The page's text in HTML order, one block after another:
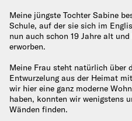
Meine jüngste Tochter Sabine
Schule, auf der sie sich im
nun auch schon 19 Jahre alt
erworben.
Meine Frau steht natürlich über
Entwurzelung aus der Heimat
wir hier eine ganz moderne
haben, konnten wir wenigstens
Wänden finden.